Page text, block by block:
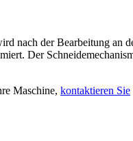
nach der Bearbeitung an
Der
Maschine, kontaktieren Sie